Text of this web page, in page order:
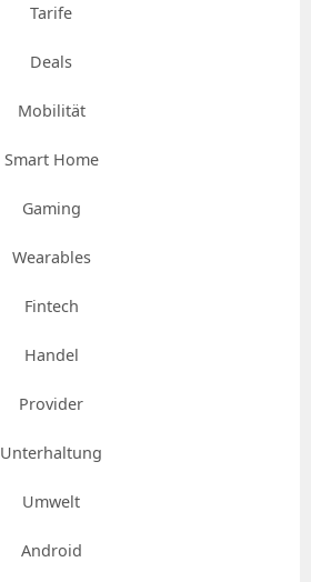
Tarife
Deals
Mobilität
Smart Home
Gaming
Wearables
Fintech
Handel
Provider
Unterhaltung
Umwelt
Android